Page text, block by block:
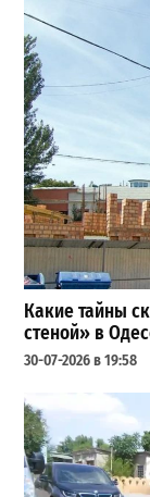
Какие тайны
стеной» в
30-07-2026 в 19:58